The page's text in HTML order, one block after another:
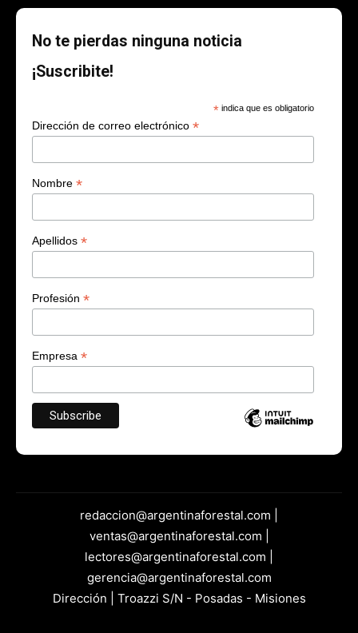
No te pierdas ninguna noticia
¡Suscribite!
* indica que es obligatorio
Dirección de correo electrónico *
Nombre *
Apellidos *
Profesión *
Empresa *
redaccion@argentinaforestal.com |
ventas@argentinaforestal.com |
lectores@argentinaforestal.com |
gerencia@argentinaforestal.com
Dirección | Troazzi S/N - Posadas - Misiones